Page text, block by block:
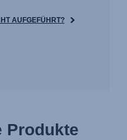
AUFGEFÜHRT?
Produkte